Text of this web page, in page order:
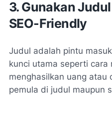
3. Gunakan
SEO-Friendly
Judul adalah pintu
kunci utama seperti cara
menghasilkan uang atau
pemula di judul maupun